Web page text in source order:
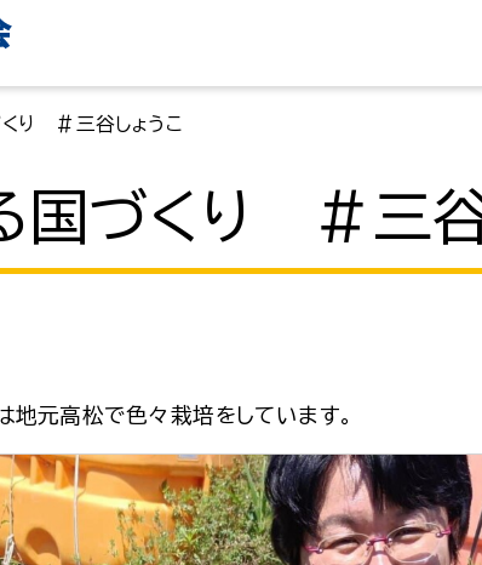
り ＃三谷しょうこ
国づくり ＃三谷
地元高松で色々栽培をしています。